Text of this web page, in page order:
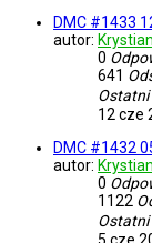
DMC #1433
autor:
0
641
12 cze
DMC #1432
autor:
0
1122